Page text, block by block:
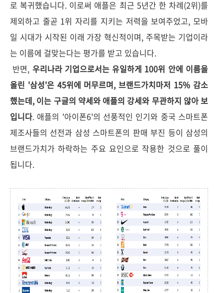
로 복귀했습니다. 이로써 애플은 최근 5년간 한 차례(2위)를
제외하고 줄곧 1위 자리를 지키는 저력을 보여주었고, 모바
일 시대가 시작된 이래 가장 혁신적이며, 주목받는 기업이라
는 이름에 걸맞는다는 평가를 받고 있습니다.
반면, 우리나라 기업으로서는 유일하게 100위 안에 이름을
올린 '삼성'은 45위에 머무르며, 브랜드가치마저 15% 감소
했는데, 이는 구글의 약세와 애플의 강세와 무관하지 않아 보
입니다. 애플의 '아이폰6'의 선풍적인 인기와 중국 스마트폰
제조사들의 선전과 삼성 스마트폰의 판매 부진 등이 삼성의
브랜드가치가 하락하는 주요 요인으로 작용한 것으로 풀이
됩니다.